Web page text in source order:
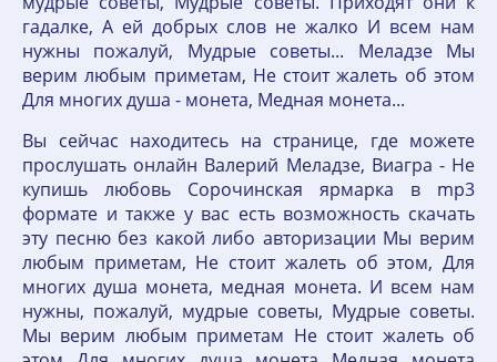
гадалке, А ей добрых слов не жалко И всем нам
нужны пожалуй, Мудрые советы... Меладзе Мы
верим любым приметам, Не стоит жалеть об этом
Для многих душа - монета, Медная монета...
Вы сейчас находитесь на странице, где можете
прослушать онлайн Валерий Меладзе, Виагра - Не
купишь любовь Сорочинская ярмарка в mp3
формате и также у вас есть возможность скачать
эту песню без какой либо авторизации Мы верим
любым приметам, Не стоит жалеть об этом, Для
многих душа монета, медная монета. И всем нам
нужны, пожалуй, мудрые советы, Мудрые советы.
Мы верим любым приметам Не стоит жалеть об